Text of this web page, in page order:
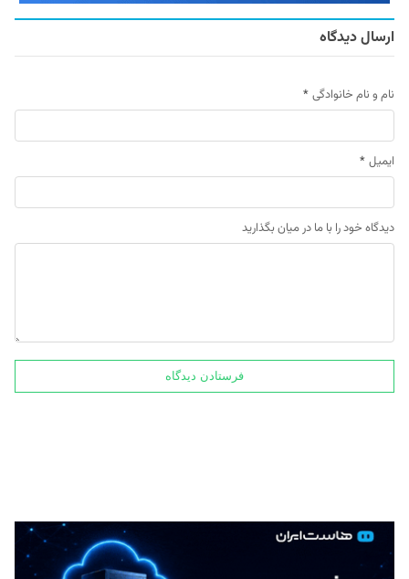
ارسال دیدگاه
نام و نام خانوادگی *
ایمیل *
دیدگاه خود را با ما در میان بگذارید